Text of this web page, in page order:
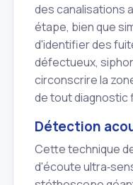
des canalisations
étape, bien que
d'identifier des
défectueux,
circonscrire la
de tout diagnostic
Détection
Cette technique
d'écoute